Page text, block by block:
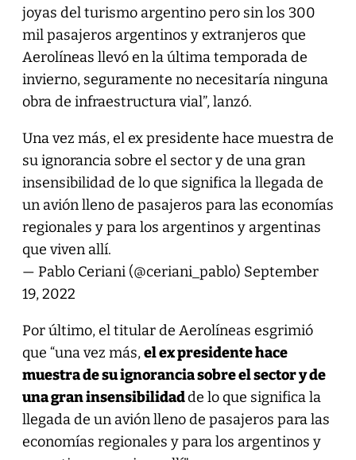
joyas del turismo argentino pero sin los 300
mil pasajeros argentinos y extranjeros que
Aerolíneas llevó en la última temporada de
invierno, seguramente no necesitaría ninguna
obra de infraestructura vial”, lanzó.
Una vez más, el ex presidente hace muestra de
su ignorancia sobre el sector y de una gran
insensibilidad de lo que significa la llegada de
un avión lleno de pasajeros para las economías
regionales y para los argentinos y argentinas
que viven allí.
— Pablo Ceriani (@ceriani_pablo) September
19, 2022
Por último, el titular de Aerolíneas esgrimió
que “una vez más,el ex presidente hace
muestra de su ignorancia sobre el sector y de
una gran insensibilidadde lo que significa la
llegada de un avión lleno de pasajeros para las
economías regionales y para los argentinos y